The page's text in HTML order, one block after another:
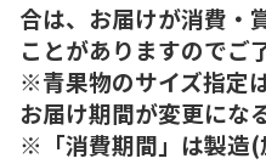
合は、お届けが消費・
ことがありますのでご
※青果物のサイズ指定
お届け期間が変更にな
※「消費期間」は製造(